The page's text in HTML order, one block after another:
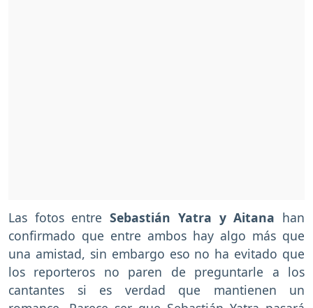
Las fotos entreSebastián Yatra y Aitana han
confirmado que entre ambos hay algo más que
una amistad, sin embargo eso no ha evitado que
los reporteros no paren de preguntarle a los
cantantes si es verdad que mantienen un